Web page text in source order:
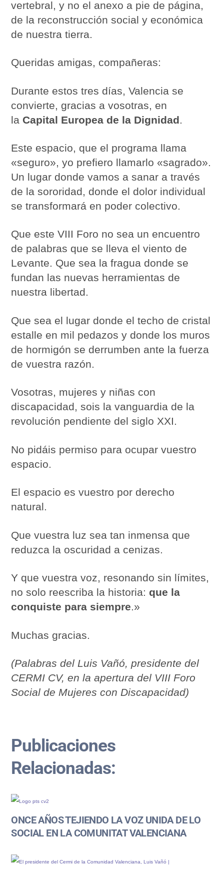
vertebral, y no el anexo a pie de página,
de la reconstrucción social y económica
de nuestra tierra.
Queridas amigas, compañeras:
Durante estos tres días, Valencia se
convierte, gracias a vosotras, en
la Capital Europea de la Dignidad
Este espacio, que el programa llama
«seguro», yo prefiero llamarlo «sagrado».
Un lugar donde vamos a sanar a través
de la sororidad, donde el dolor individual
se transformará en poder colectivo.
Que este VIII Foro no sea un encuentro
de palabras que se lleva el viento de
Levante. Que sea la fragua donde se
fundan las nuevas herramientas de
nuestra libertad.
Que sea el lugar donde el techo de cristal
estalle en mil pedazos y donde los muros
de hormigón se derrumben ante la fuerza
de vuestra razón.
Vosotras, mujeres y niñas con
discapacidad, sois la vanguardia de la
revolución pendiente del siglo XXI.
No pidáis permiso para ocupar vuestro
espacio.
El espacio es vuestro por derecho
natural.
Que vuestra luz sea tan inmensa que
reduzca la oscuridad a cenizas.
Y que vuestra voz, resonando sin límites,
no solo reescriba la historia: que la
conquiste para siempre.»
Muchas gracias.
(Palabras del Luis Vañó, presidente del
CERMI CV, en la apertura del VIII Foro
Social de Mujeres con Discapacidad)
Publicaciones
Relacionadas:
ONCE AÑOS TEJIENDO LA VOZ UNIDA DE LO
SOCIAL EN LA COMUNITAT VALENCIANA